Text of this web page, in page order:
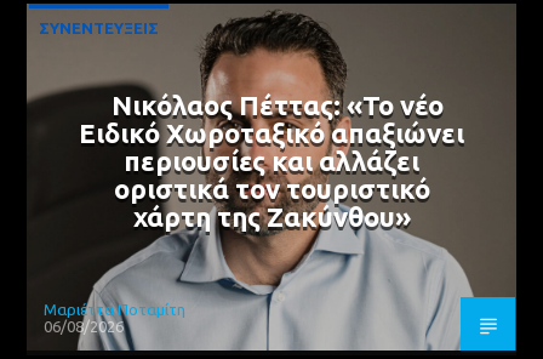
ΣΥΝΕΝΤΕΥΞΕΙΣ
Νικόλαος Πέττας: «Το νέο
Ειδικό Χωροταξικό απαξιώνει
περιουσίες και αλλάζει
οριστικά τον τουριστικό
χάρτη της Ζακύνθου»
Μαριέττα Ποταμίτη
06/08/2026